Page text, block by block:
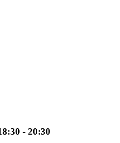
- 20:30